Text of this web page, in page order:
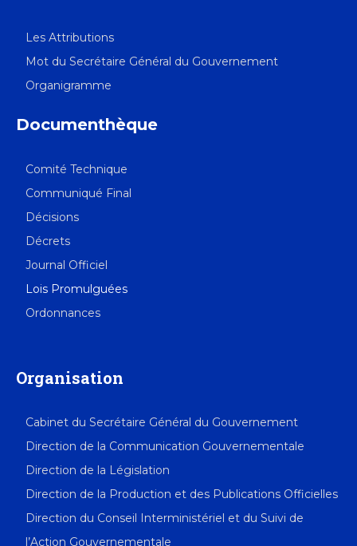
Les Attributions
Mot du Secrétaire Général du Gouvernement
Organigramme
Documenthèque
Comité Technique
Communiqué Final
Décisions
Décrets
Journal Officiel
Lois Promulguées
Ordonnances
Organisation
Cabinet du Secrétaire Général du Gouvernement
Direction de la Communication Gouvernementale
Direction de la Législation
Direction de la Production et des Publications Officielles
Direction du Conseil Interministériel et du Suivi de
l’Action Gouvernementale